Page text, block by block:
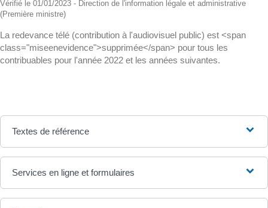
Vérifié le 01/01/2023 - Direction de l'information légale et administrative
(Première ministre)
La redevance télé (contribution à l'audiovisuel public) est <span
class="miseenevidence">supprimée</span> pour tous les
contribuables pour l'année 2022 et les années suivantes.
Textes de référence
Services en ligne et formulaires